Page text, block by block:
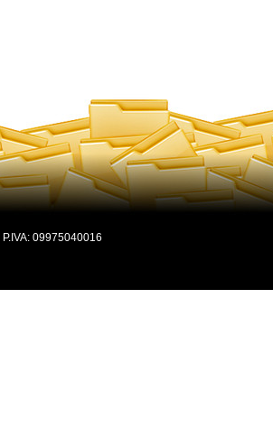
| P.IVA: 09975040016